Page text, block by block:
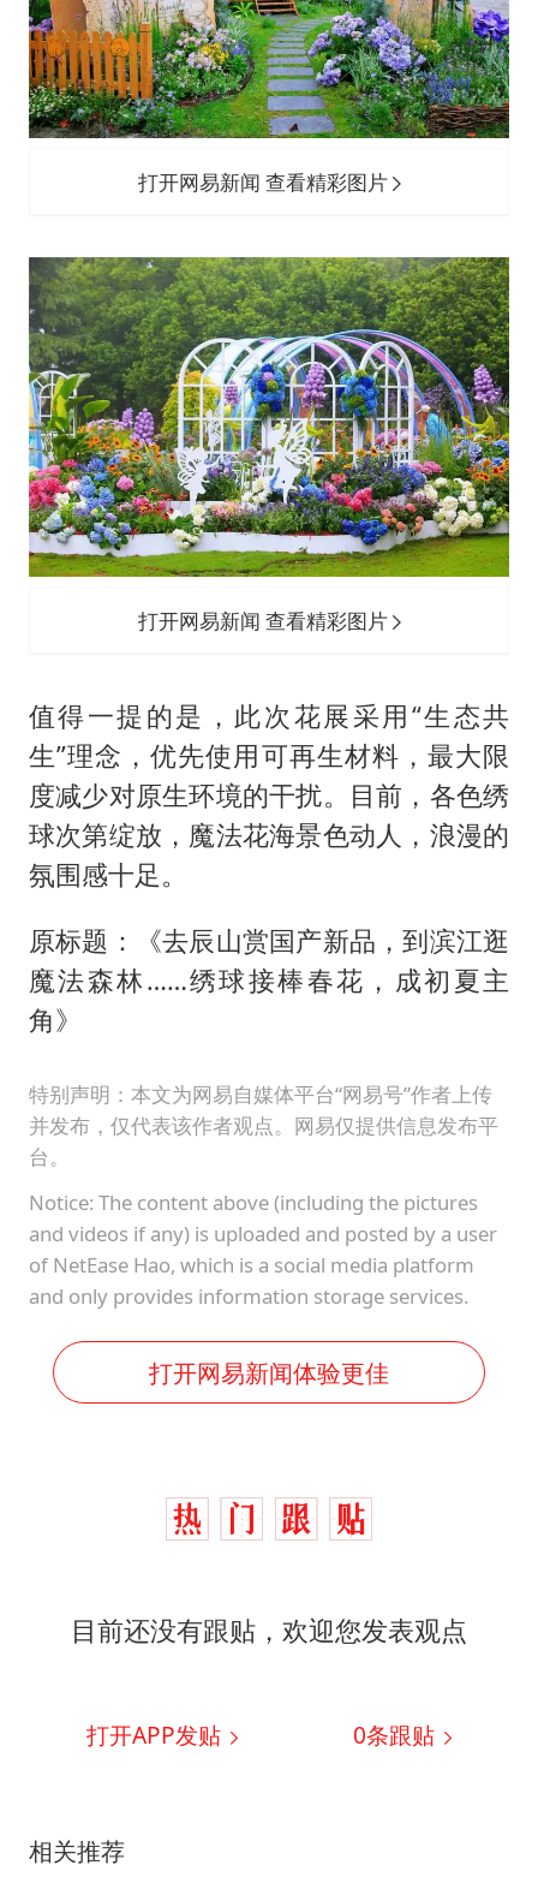
打开网易新闻 查看精彩图片
打开网易新闻 查看精彩图片
值得一提的是，此次花展采用“生态共
生”理念，优先使用可再生材料，最大限
度减少对原生环境的干扰。目前，各色绣
球次第绽放，魔法花海景色动人，浪漫的
氛围感十足。
原标题：《去辰山赏国产新品，到滨江逛
魔法森林……绣球接棒春花，成初夏主
角》
特别声明：本文为网易自媒体平台“网易号”作者上传
并发布，仅代表该作者观点。网易仅提供信息发布平
台。
Notice: The content above (including the pictures
and videos if any) is uploaded and posted by a user
of NetEase Hao, which is a social media platform
and only provides information storage services.
打开网易新闻体验更佳
目前还没有跟贴，欢迎您发表观点
打开APP发贴 0条跟贴
相关推荐